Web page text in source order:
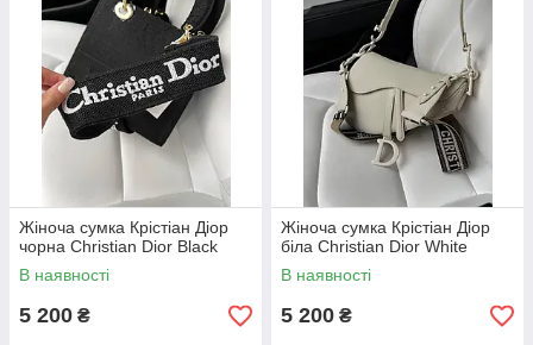
Жіноча сумка Крістіан Діор
чорна Christian Dior Black
В наявності
5 200 ₴
Жіноча сумка Крістіан Діор
біла Christian Dior White
В наявності
5 200 ₴